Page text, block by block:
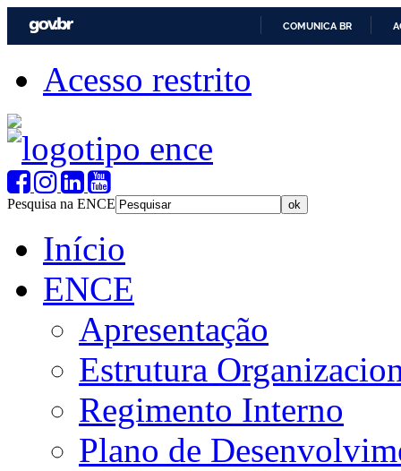
COMUNICA BR
Acesso restrito
Pesquisa na ENCE
Início
ENCE
Apresentação
Estrutura
Regimento Interno
Plano de